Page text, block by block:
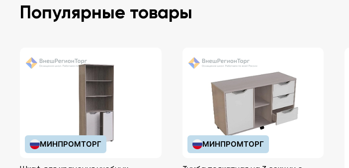
Популярные товары
МИНПРОМТОРГ МИНПРОМТОРГ